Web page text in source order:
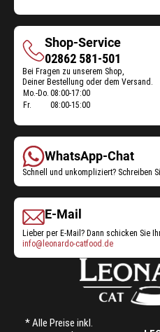
Shop-Service
Shop-
Service
02862 581-501
Bei Fragen zu unserem Shop,
Deiner Bestellung oder dem Versand.
Öffnungszeiten
Mo.-Do. 08:00-17:00
Fr.
08:00-15:00
WhatsApp-Chat
Schnell und unkompliziert? Schreiben
E-Mail
Lieber per E-Mail? Dann schicken Sie
info@leonardo-catfood.de
* Alle Preise inkl.